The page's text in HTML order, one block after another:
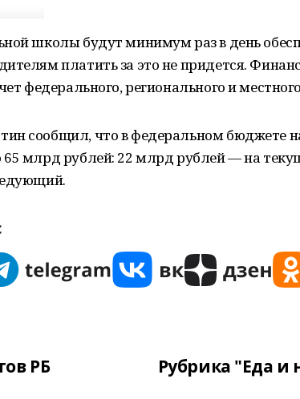
школы будут минимум раз в день
платить за это не придется.
федерального, регионального и
сообщил, что в федеральном бюджете
65 млрд рублей: 22 млрд рублей — на
РБ Рубрика "Еда и